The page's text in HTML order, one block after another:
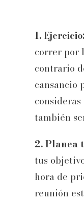
1. Ejercicio:
correr por
contrario
cansancio
también
2. Planea
tus
hora de
reunión